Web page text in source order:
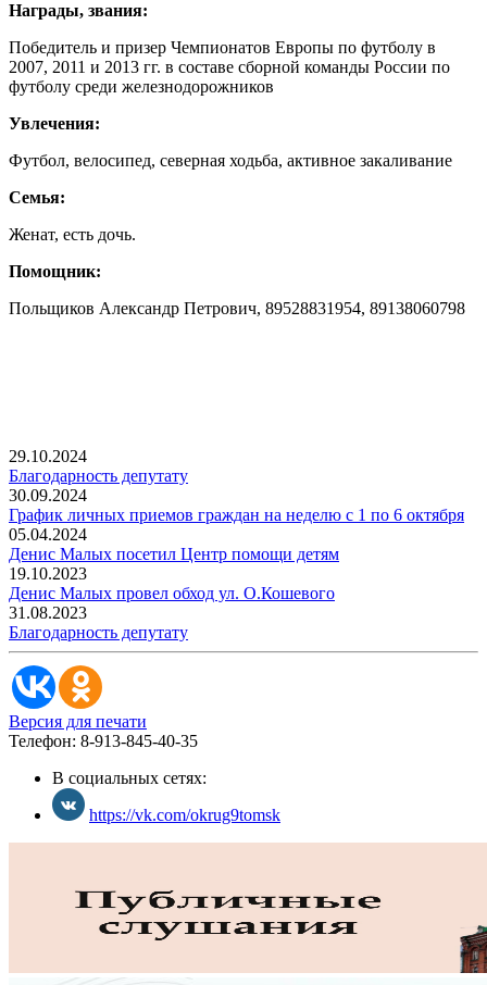
Награды, звания:
Победитель и призер Чемпионатов Европы по футболу в
2007, 2011 и 2013 гг. в составе сборной команды России по
футболу среди железнодорожников
Увлечения:
Футбол, велосипед, северная ходьба, активное закаливание
Семья:
Женат, есть дочь.
Помощник:
Польщиков Александр Петрович, 89528831954, 89138060798
29.10.2024
Благодарность депутату
30.09.2024
График личных приемов граждан на неделю с 1 по 6 октября
05.04.2024
Денис Малых посетил Центр помощи детям
19.10.2023
Денис Малых провел обход ул. О.Кошевого
31.08.2023
Благодарность депутату
Версия для печати
Телефон: 8-913-845-40-35
В социальных сетях:
https://vk.com/okrug9tomsk